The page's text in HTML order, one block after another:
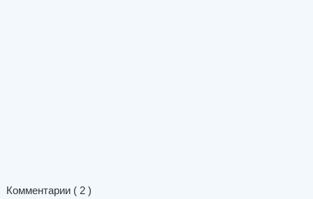
Комментарии ( 2 )